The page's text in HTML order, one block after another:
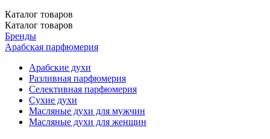
Каталог товаров
Каталог товаров
Бренды
Арабская парфюмерия
Арабские духи
Разливная парфюмерия
Селективная парфюмерия
Сухие духи
Масляные духи для мужчин
Масляные духи для женщин